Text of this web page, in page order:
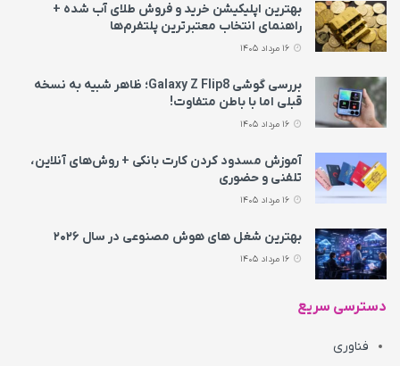
بهترین اپلیکیشن خرید و فروش طلای آب شده +
راهنمای انتخاب معتبرترین پلتفرم‌ها
بررسی گوشی Galaxy Z Flip8؛ ظاهر شبیه به نسخه
قبلی اما با باطن متفاوت!
آموزش مسدود کردن کارت بانکی + روش‌های آنلاین،
تلفنی و حضوری
بهترین شغل های هوش مصنوعی در سال ۲۰۲۶
دسترسی سریع
فناوری